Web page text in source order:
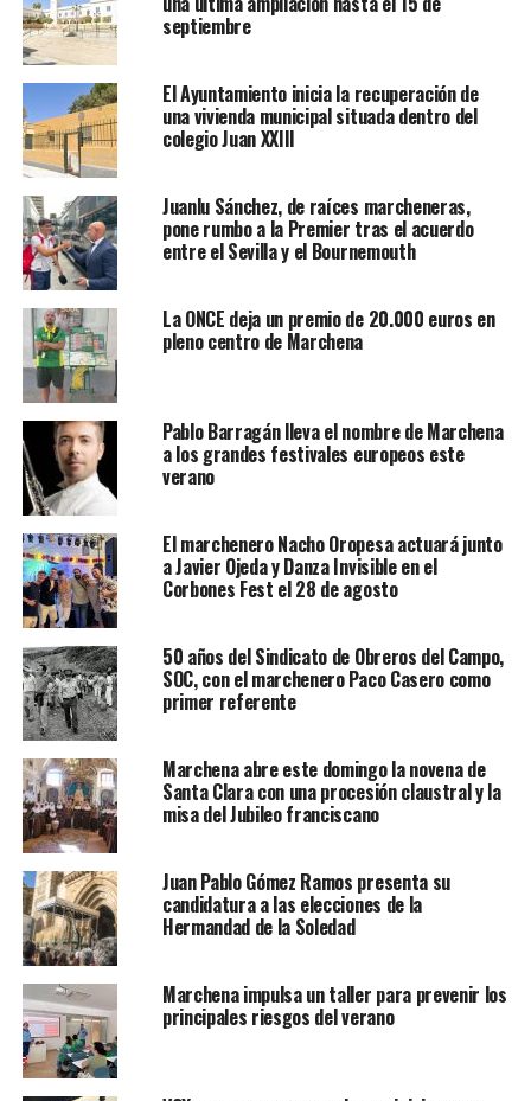
septiembre
El Ayuntamiento inicia la recuperación de
una vivienda municipal situada dentro del
colegio Juan XXIII
Juanlu Sánchez, de raíces marcheneras,
pone rumbo a la Premier tras el acuerdo
entre el Sevilla y el Bournemouth
La ONCE deja un premio de 20.000 euros en
pleno centro de Marchena
Pablo Barragán lleva el nombre de Marchena
a los grandes festivales europeos este
verano
El marchenero Nacho Oropesa actuará junto
a Javier Ojeda y Danza Invisible en el
Corbones Fest el 28 de agosto
50 años del Sindicato de Obreros del Campo,
SOC, con el marchenero Paco Casero como
primer referente
Marchena abre este domingo la novena de
Santa Clara con una procesión claustral y la
misa del Jubileo franciscano
Juan Pablo Gómez Ramos presenta su
candidatura a las elecciones de la
Hermandad de la Soledad
Marchena impulsa un taller para prevenir los
principales riesgos del verano